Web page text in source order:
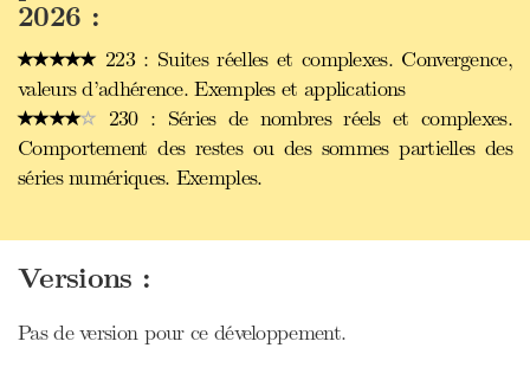
2026 :
223 : Suites réelles et complexes. Convergence,
valeurs d’adhérence. Exemples et applications
230 : Séries de nombres réels et complexes.
Comportement des restes ou des sommes partielles des
séries numériques. Exemples.
Versions :
Pas de version pour ce développement.